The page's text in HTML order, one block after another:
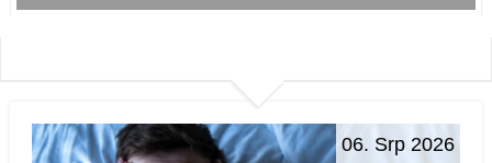
06. Srp 2026